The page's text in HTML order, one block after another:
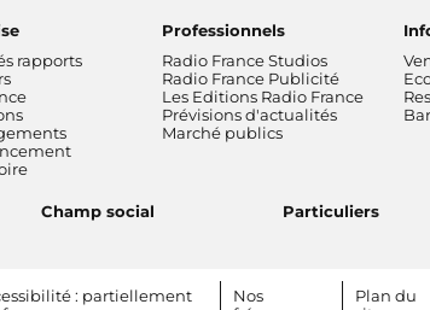
rapports
Professionnels
Radio France Studios
Radio France Publicité
Les Editions Radio France
Prévisions d'actualités
Marché publics
Champ social Particuliers
: partiellement
Nos
Plan du